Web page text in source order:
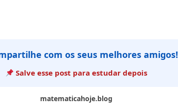
com os seus melhores amigos!
Salve esse post para estudar depois
matematicahoje.blog